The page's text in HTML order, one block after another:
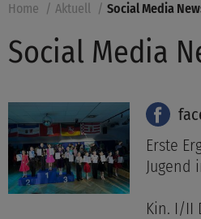
Home Aktuell Social Media
Social Media
Erste
Jugend
Kin. I/II